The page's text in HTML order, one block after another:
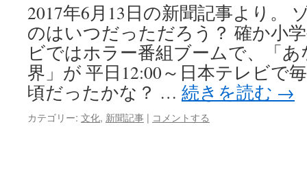
2017年6月13日の新聞記事より。
のはいつだっただろう？ 確か小
ビではホラー番組ブームで、「
界」が 平日12:00～日本テレビで
頃だったかな？ … 続きを読む →
カテゴリー: 文化, 新聞記事 | コメントする